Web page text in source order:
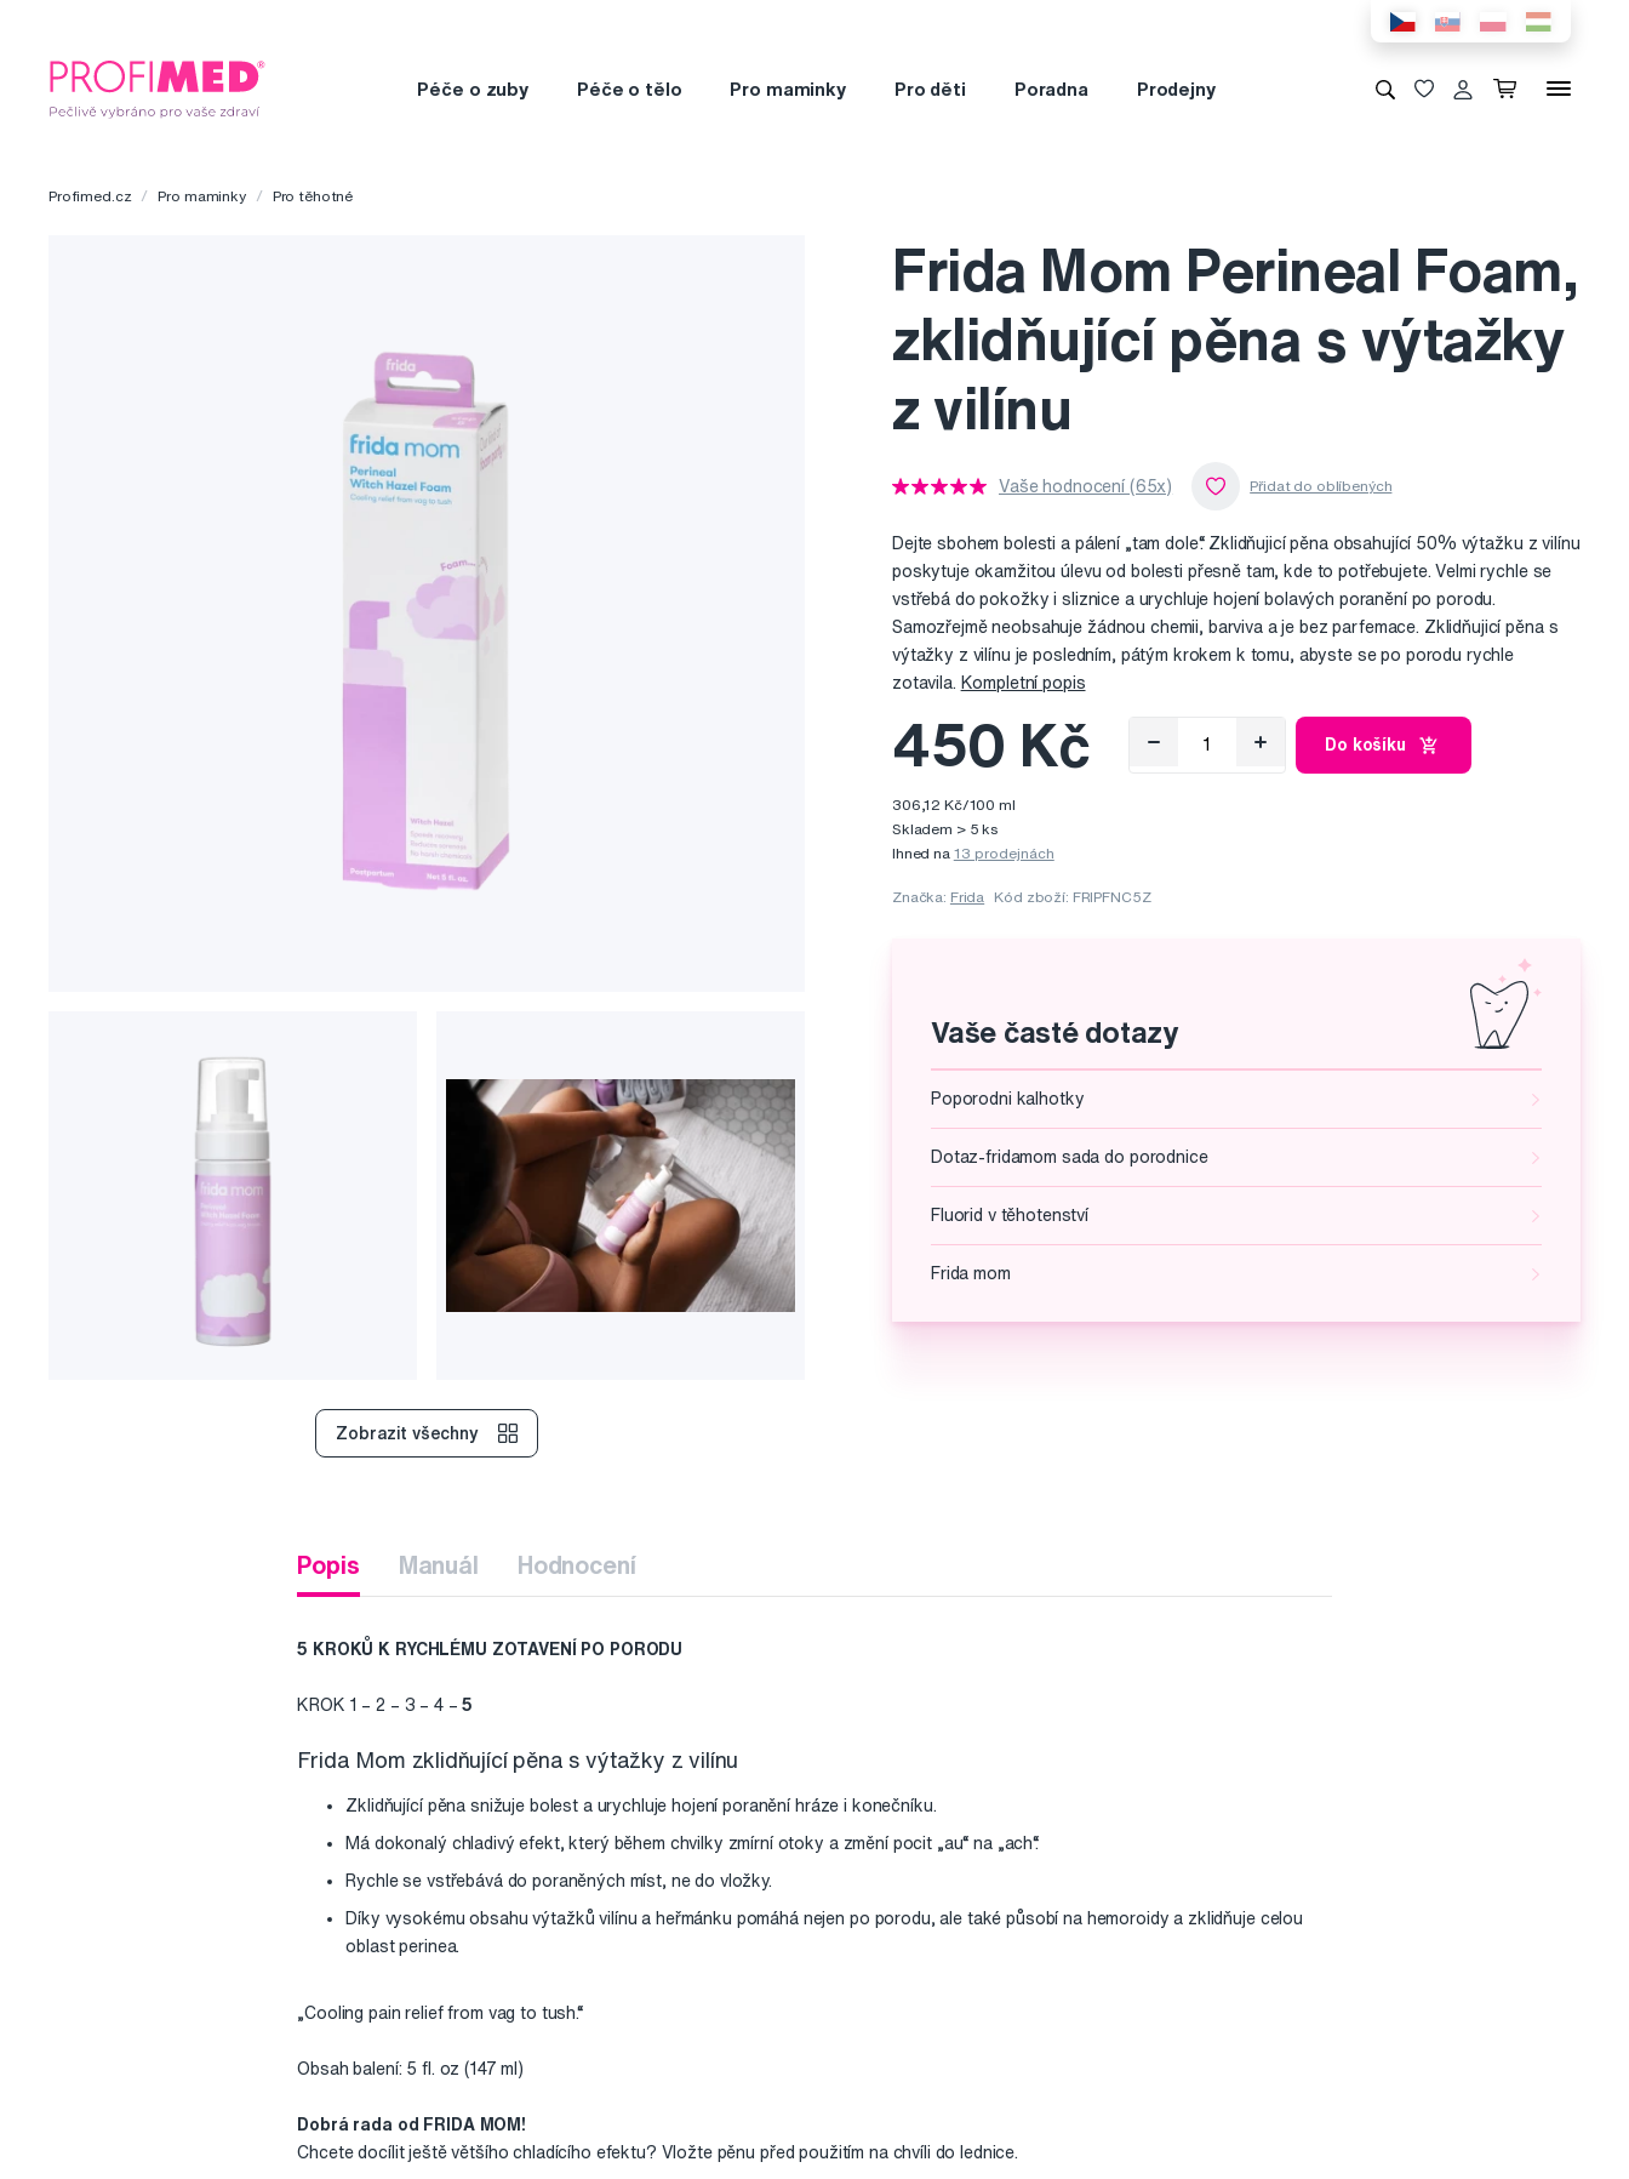
Péče o zuby Péče o tělo Pro maminky Pro děti Poradna Prodejny
Profimed.cz Pro maminky Pro těhotné
Zobrazit všechny
Frida Mom Perineal Foam,
zklidňující pěna s výtažky
z vilínu
Vaše hodnocení (65x)
Dejte sbohem bolesti a pálení „tam dole“. Zklidňujicí pěna obsahující 50% výtažku z vilínu
poskytuje okamžitou úlevu od bolesti přesně tam, kde to potřebujete. Velmi rychle se
vstřebá do pokožky i sliznice a urychluje hojení bolavých poranění po porodu.
Samozřejmě neobsahuje žádnou chemii, barviva a je bez parfemace. Zklidňujicí pěna s
výtažky z vilínu je posledním, pátým krokem k tomu, abyste se po porodu rychle
zotavila. Kompletní popis
450 Kč Do košíku
306,12 Kč/100 ml
Skladem > 5 ks
Ihned na 13 prodejnách
Značka: Frida Kód zboží: FRIPFNC5Z
Vaše časté dotazy
Poporodni kalhotky
Dotaz-fridamom sada do porodnice
Fluorid v těhotenství
Frida mom
Popis Manuál Hodnocení
5 KROKŮ K RYCHLÉMU ZOTAVENÍ PO PORODU
KROK 1 – 2 – 3 – 4 –5
Frida Mom zklidňující pěna s výtažky z vilínu
Zklidňující pěna snižuje bolest a urychluje hojení poranění hráze i konečníku.
Má dokonalý chladivý efekt, který během chvilky zmírní otoky a změní pocit „au“ na „ach“.
Rychle se vstřebává do poraněných míst, ne do vložky.
Díky vysokému obsahu výtažků vilínu a heřmánku pomáhá nejen po porodu, ale také působí na hemoroidy a zklidňuje celou
oblast perinea.
„Cooling pain relief from vag to tush.“
Obsah balení: 5 fl. oz (147 ml)
Dobrá rada od FRIDA MOM!
Chcete docílit ještě většího chladícího efektu? Vložte pěnu před použitím na chvíli do lednice.